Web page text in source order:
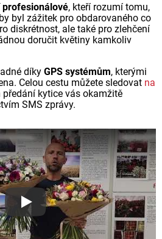
, kteří rozumí tomu,
byl zážitek pro obdarovaného co
diskrétnost, ale také pro zlehčení
doručit květiny kamkoliv
díky GPS systémům, kterými
Celou cestu můžete sledovat na
předání kytice vás okamžitě
SMS zprávy.
Proč jsou květiny z Florea